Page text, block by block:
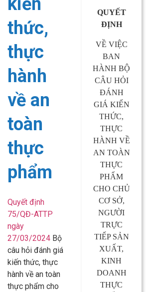
thức,
thực
hành
về an
toàn
thực
phẩm
Quyết định
75/QĐ-ATTP
ngày
27/03/2024 Bộ
câu hỏi đánh giá
kiến thức, thực
hành về an toàn
thực phẩm cho
QUYẾT
ĐỊNH
VỀ VIỆC
BAN
HÀNH BỘ
CÂU HỎI
ĐÁNH
GIÁ KIẾN
THỨC,
THỰC
HÀNH VỀ
AN TOÀN
THỰC
PHẨM
CHO CHỦ
CƠ SỞ,
NGƯỜI
TRỰC
TIẾP SẢN
XUẤT,
KINH
DOANH
THỰC